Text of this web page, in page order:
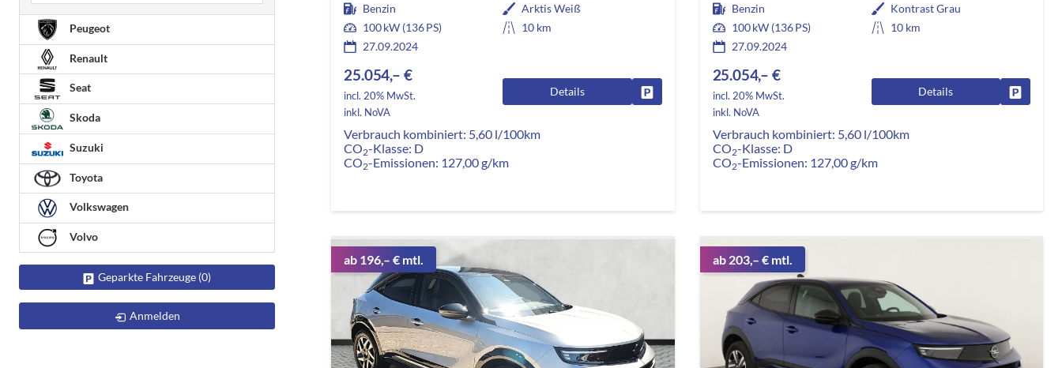
Benzin
Arktis Weiß
100 kW (136 PS)
10 km
27.09.2024
25.054,– €
incl. 20% MwSt.
inkl. NoVA
Details Fahrzeug parken
Verbrauch kombiniert: 5,60 l/100km
CO2-Klasse: D
CO2-Emissionen: 127,00 g/km
Benzin
Kontrast Grau
100 kW (136 PS)
10 km
27.09.2024
25.054,– €
incl. 20% MwSt.
inkl. NoVA
Details
Verbrauch kombiniert: 5,60 l/100km
CO2-Klasse: D
CO2-Emissionen: 127,00 g/km
ab 196,– € mtl. ab 203,– € mtl.
Peugeot
Renault
Seat
Skoda
Suzuki
Toyota
Volkswagen
Volvo
Geparkte Fahrzeuge (0)
Anmelden